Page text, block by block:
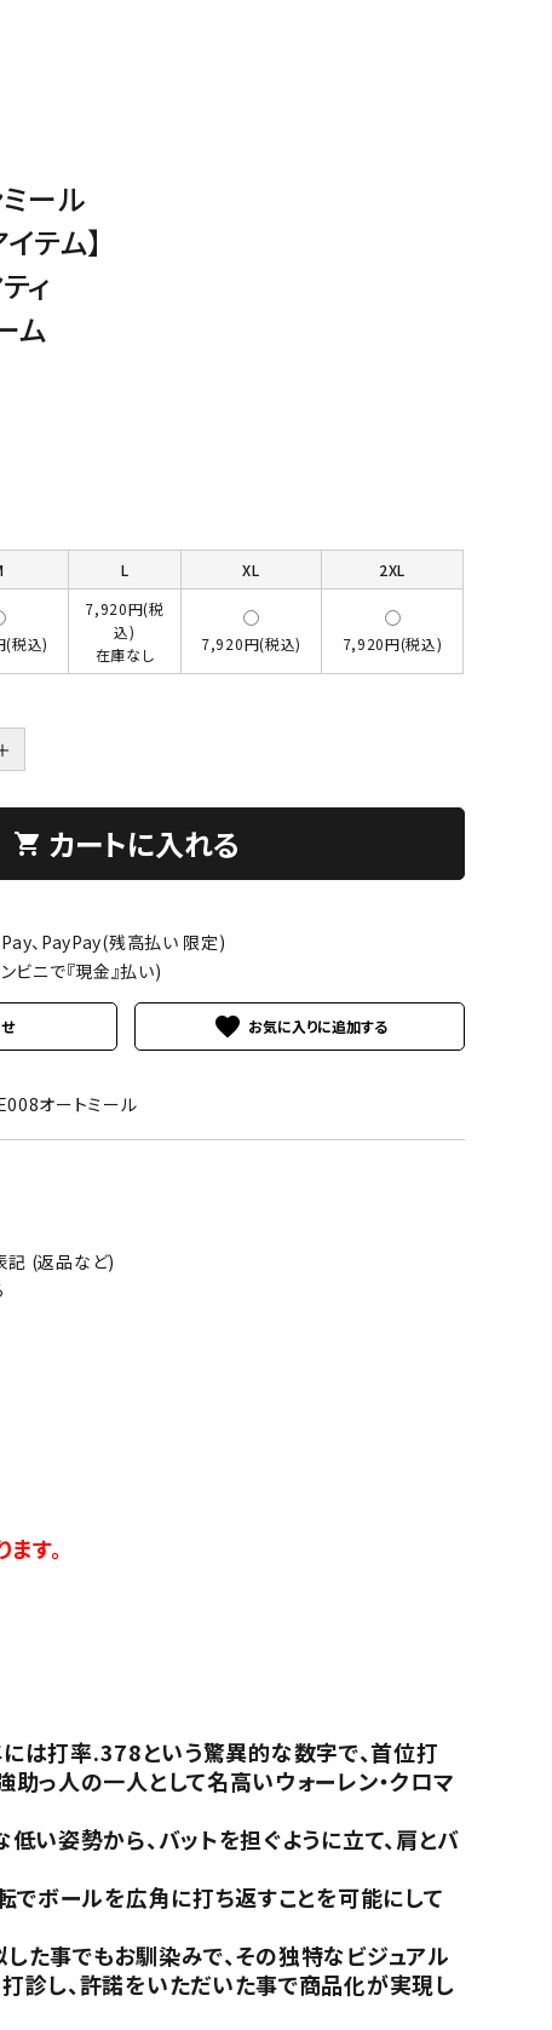
ール
テム】
ィ
ム
L XL 2XL
(税込)
7,920円(税
込)
在庫なし
7,920円(税込) 7,920円(税込)
shopping_cart カートに入れる
、PayPay(残高払い 限定)
ビニで『現金』払い)
favorite
オートミール
記 (返品など)
す。
は打率.378という驚異的な数字で、首位打
っ人の一人として名高いウォーレン・クロマ
い姿勢から、バットを担ぐように立て、肩とバ
でボールを広角に打ち返すことを可能にして
た事でもお馴染みで、その独特なビジュアル
診し、許諾をいただいた事で商品化が実現し